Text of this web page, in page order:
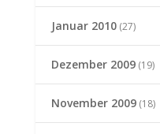
Januar 2010(27)
Dezember 2009(19)
November 2009(18)